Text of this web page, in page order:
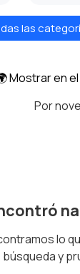
Lentes
las
Mostrar en
Por
lo
y